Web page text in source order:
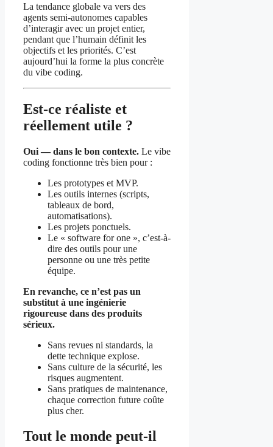
La tendance globale va vers des
agents semi-autonomes capables
d’interagir avec un projet entier,
pendant que l’humain définit les
objectifs et les priorités. C’est
aujourd’hui la forme la plus concrète
du vibe coding.
Est-ce réaliste et
réellement utile ?
Oui — dans le bon contexte. Le vibe
coding fonctionne très bien pour :
Les prototypes et MVP.
Les outils internes (scripts,
tableaux de bord,
automatisations).
Les projets ponctuels.
Le « software for one », c’est-à-
dire des outils pour une
personne ou une très petite
équipe.
En revanche, ce n’est pas un
substitut à une ingénierie
rigoureuse dans des produits
sérieux.
Sans revues ni standards, la
dette technique explose.
Sans culture de la sécurité, les
risques augmentent.
Sans pratiques de maintenance,
chaque correction future coûte
plus cher.
Tout le monde peut-il